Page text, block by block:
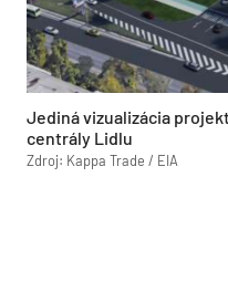
Jediná vizualizácia
centrály Lidlu
Zdroj: Kappa Trade / EIA